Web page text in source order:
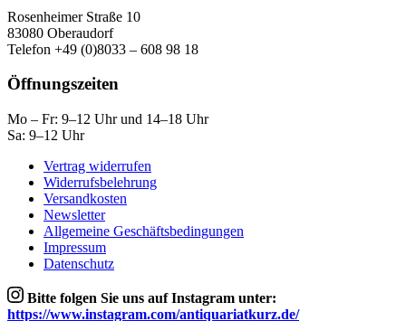
Rosenheimer Straße 10
83080 Oberaudorf
Telefon +49 (0)8033 – 608 98 18
Öffnungszeiten
Mo – Fr: 9–12 Uhr und 14–18 Uhr
Sa: 9–12 Uhr
Vertrag widerrufen
Widerrufsbelehrung
Versandkosten
Newsletter
Allgemeine Geschäftsbedingungen
Impressum
Datenschutz
Bitte folgen Sie uns auf Instagram unter:
https://www.instagram.com/antiquariatkurz.de/